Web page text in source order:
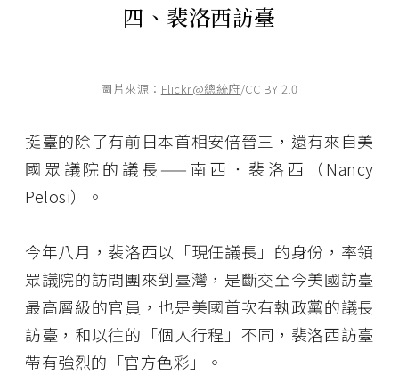
四、裴洛西訪臺
圖片來源： Flickr@總統府/CC BY 2.0
挺臺的除了有前日本首相安倍晉三，還有來自美
國眾議院的議長——南西．裴洛西（Nancy
Pelosi）。
今年八月，裴洛西以「現任議長」的身份，率領
眾議院的訪問團來到臺灣，是斷交至今美國訪臺
最高層級的官員，也是美國首次有執政黨的議長
訪臺，和以往的「個人行程」不同，裴洛西訪臺
帶有強烈的「官方色彩」。